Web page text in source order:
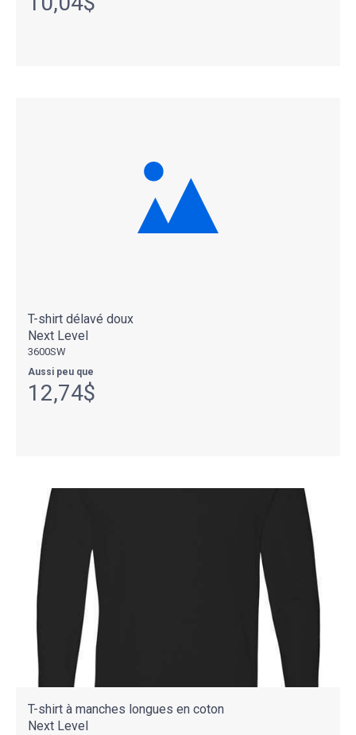
T-shirt délavé doux
Next Level
3600SW
Aussi peu que
12,74$
T-shirt à manches longues en coton
Next Level